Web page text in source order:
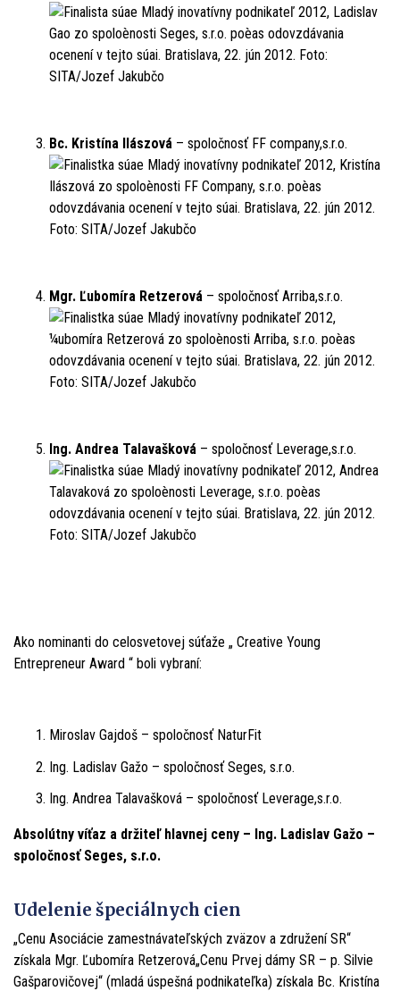
Bc. Kristína Ilászová – spoločnosť FF company,s.r.o.
Mgr. Ľubomíra Retzerová – spoločnosť Arriba,s.r.o.
Ing. Andrea Talavašková – spoločnosť Leverage,s.r.o.
Ako nominanti do celosvetovej súťaže „ Creative Young
Entrepreneur Award “ boli vybraní:
Miroslav Gajdoš – spoločnosť NaturFit
Ing. Ladislav Gažo – spoločnosť Seges, s.r.o.
Ing. Andrea Talavašková – spoločnosť Leverage,s.r.o.
Absolútny víťaz a držiteľ hlavnej ceny – Ing. Ladislav Gažo –
spoločnosť Seges, s.r.o.
Udelenie špeciálnych cien
„Cenu Asociácie zamestnávateľských zväzov a združení SR“
získala Mgr. Ľubomíra Retzerová„Cenu Prvej dámy SR – p. Silvie
Gašparovičovej“ (mladá úspešná podnikateľka) získala Bc. Kristína